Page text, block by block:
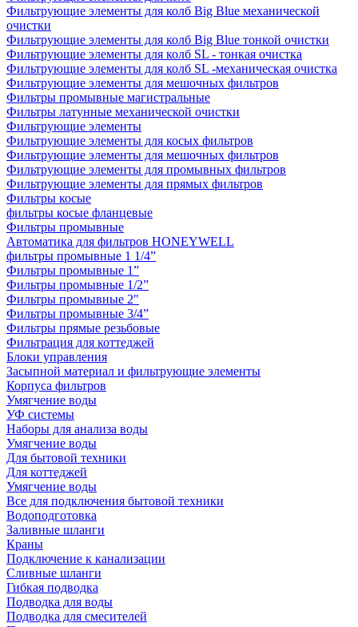
Фильтрующие элементы для колб Big Blue механической
очистки
Фильтрующие элементы для колб Big Blue тонкой очистки
Фильтрующие элементы для колб SL - тонкая очистка
Фильтрующие элементы для колб SL -механическая очистка
Фильтрующие элементы для мешочных фильтров
Фильтры промывные магистральные
Фильтры латунные механической очистки
Фильтрующие элементы
Фильтрующие элементы для косых фильтров
Фильтрующие элементы для мешочных фильтров
Фильтрующие элементы для промывных фильтров
Фильтрующие элементы для прямых фильтров
Фильтры косые
фильтры косые фланцевые
Фильтры промывные
Автоматика для фильтров HONEYWELL
фильтры промывные 1 1/4”
Фильтры промывные 1”
Фильтры промывные 1/2”
Фильтры промывные 2"
Фильтры промывные 3/4”
Фильтры прямые резьбовые
Фильтрация для коттеджей
Блоки управления
Засыпной материал и фильтрующие элементы
Корпуса фильтров
Умягчение воды
УФ системы
Наборы для анализа воды
Умягчение воды
Для бытовой техники
Для коттеджей
Умягчение воды
Все для подключения бытовой техники
Водоподготовка
Заливные шланги
Краны
Подключение к канализации
Сливные шланги
Гибкая подводка
Подводка для воды
Подводка для смесителей